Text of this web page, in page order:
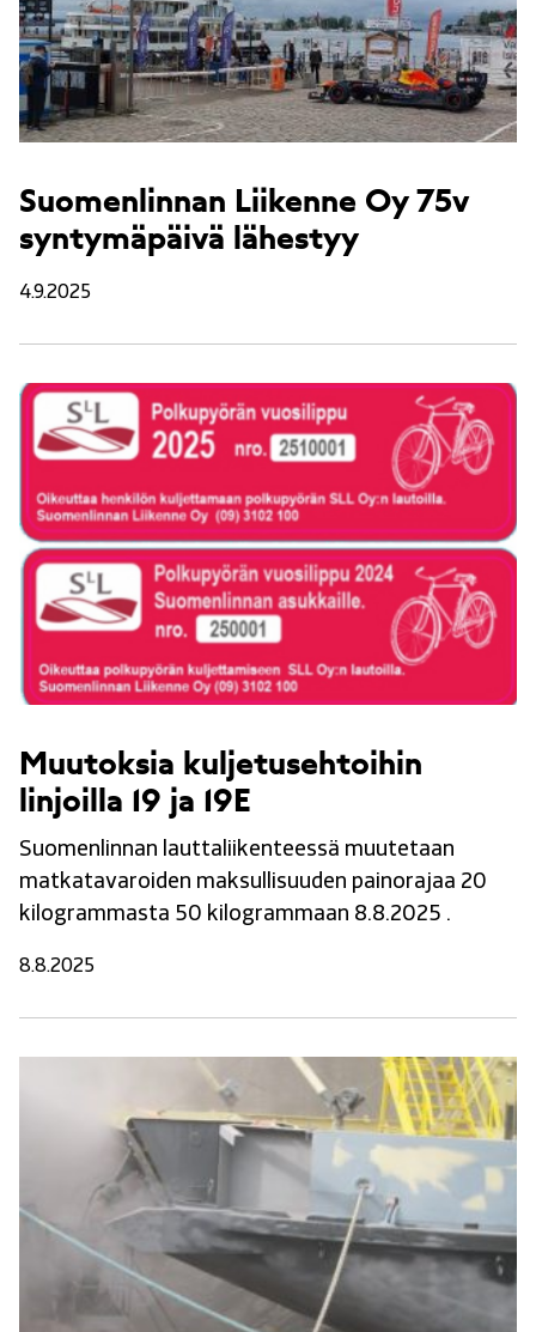
Suomenlinnan Liikenne Oy 75v
syntymäpäivä lähestyy
4.9.2025
Muutoksia kuljetusehtoihin
linjoilla 19 ja 19E
Suomenlinnan lauttaliikenteessä muutetaan
matkatavaroiden maksullisuuden painorajaa 20
kilogrammasta 50 kilogrammaan 8.8.2025 .
8.8.2025